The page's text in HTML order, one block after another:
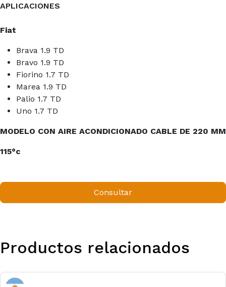
APLICACIONES
Fiat
Brava 1.9 TD
Bravo 1.9 TD
Fiorino 1.7 TD
Marea 1.9 TD
Palio 1.7 TD
Uno 1.7 TD
MODELO CON AIRE ACONDICIONADO CABLE DE 220 MM
115°c
Consultar
Productos relacionados